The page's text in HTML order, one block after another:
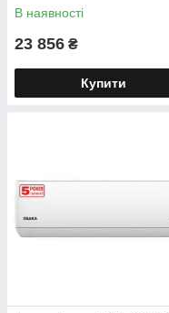
В наявності
23 856 ₴
Купити